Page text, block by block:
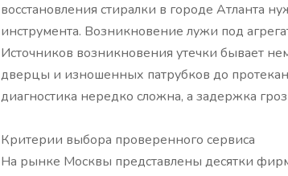
восстановления стиралки в городе Атланта
инструмента. Возникновение лужи под
Источников возникновения утечки бывает
дверцы и изношенных патрубков до
диагностика нередко сложна, а задержка
Критерии выбора проверенного сервиса
На рынке Москвы представлены десятки